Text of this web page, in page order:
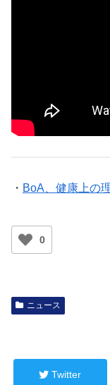
・ BoA、健康上の
0
ニュース
Twitter